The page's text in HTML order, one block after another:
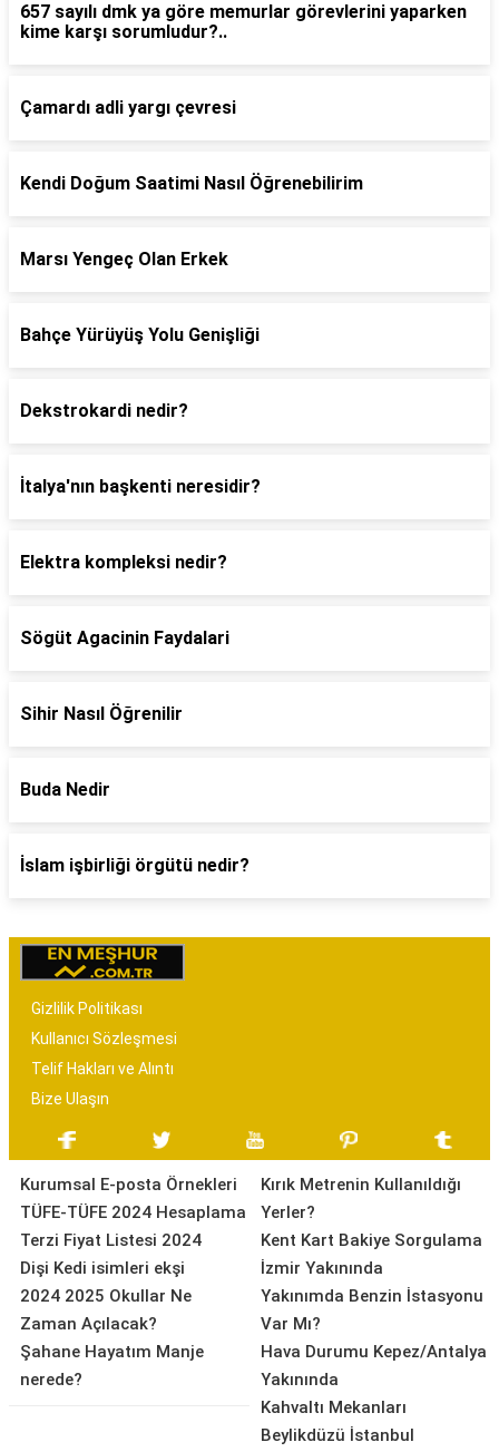
657 sayılı dmk ya göre memurlar görevlerini yaparken
kime karşı sorumludur?..
Çamardı adli yargı çevresi
Kendi Doğum Saatimi Nasıl Öğrenebilirim
Marsı Yengeç Olan Erkek
Bahçe Yürüyüş Yolu Genişliği
Dekstrokardi nedir?
İtalya'nın başkenti neresidir?
Elektra kompleksi nedir?
Sögüt Agacinin Faydalari
Sihir Nasıl Öğrenilir
Buda Nedir
İslam işbirliği örgütü nedir?
Gizlilik Politikası
Kullanıcı Sözleşmesi
Telif Hakları ve Alıntı
Bize Ulaşın
Kurumsal E-posta Örnekleri
TÜFE-TÜFE 2024 Hesaplama
Terzi Fiyat Listesi 2024
Dişi Kedi isimleri ekşi
2024 2025 Okullar Ne
Zaman Açılacak?
Şahane Hayatım Manje
nerede?
Kırık Metrenin Kullanıldığı
Yerler?
Kent Kart Bakiye Sorgulama
İzmir Yakınında
Yakınımda Benzin İstasyonu
Var Mı?
Hava Durumu Kepez/Antalya
Yakınında
Kahvaltı Mekanları
Beylikdüzü İstanbul